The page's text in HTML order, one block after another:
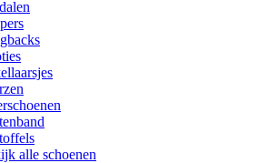
alle schoenen